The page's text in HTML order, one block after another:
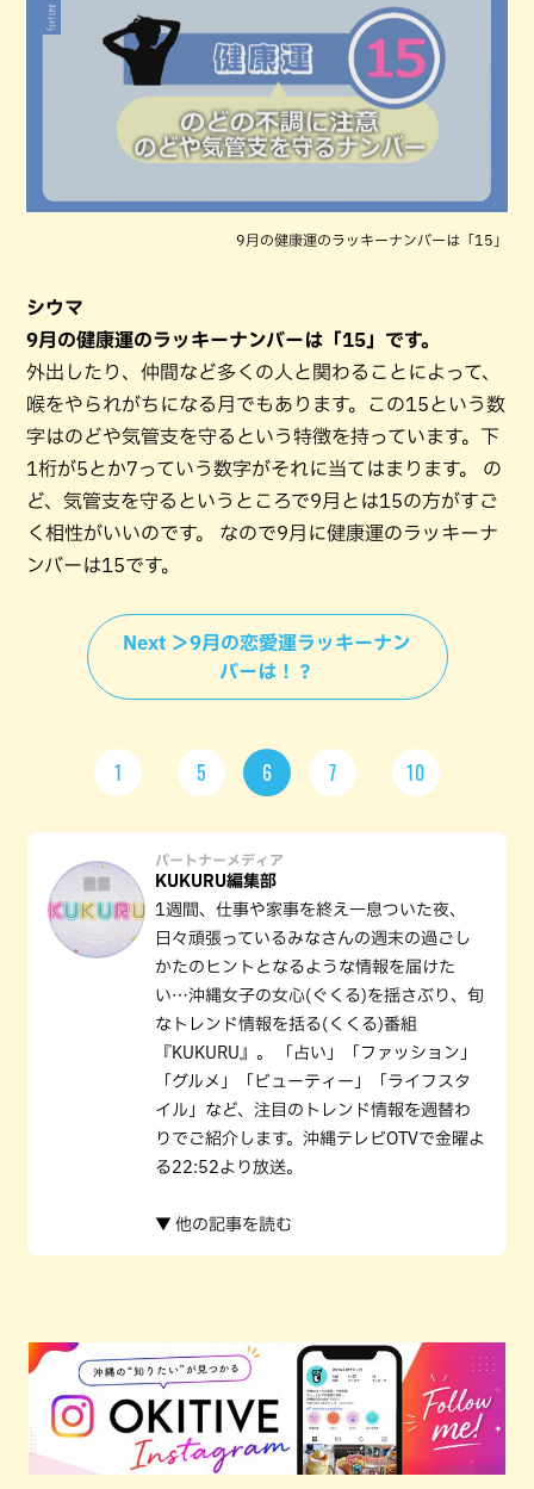
9月の健康運のラッキーナンバーは「15」
シウマ
9月の健康運のラッキーナンバーは「15」です。
外出したり、仲間など多くの人と関わることによって、
喉をやられがちになる月でもあります。この15という数
字はのどや気管支を守るという特徴を持っています。下
1桁が5とか7っていう数字がそれに当てはまります。 の
ど、気管支を守るというところで9月とは15の方がすご
く相性がいいのです。 なので9月に健康運のラッキーナ
ンバーは15です。
Next ＞9月の恋愛運ラッキーナン
バーは！？
1 5 6 7 10
パートナーメディア
KUKURU編集部
1週間、仕事や家事を終え一息ついた夜、
日々頑張っているみなさんの週末の過ごし
かたのヒントとなるような情報を届けた
い…沖縄女子の女心(ぐくる)を揺さぶり、旬
なトレンド情報を括る(くくる)番組
『KUKURU』。 「占い」「ファッション」
「グルメ」「ビューティー」「ライフスタ
イル」など、注目のトレンド情報を週替わ
りでご紹介します。沖縄テレビOTVで金曜よ
る22:52より放送。
▼ 他の記事を読む